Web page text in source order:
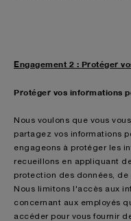
Engagement 2 : Protéger
Protéger vos informations
Nous voulons que vous
partagez vos informations
engageons à protéger les
recueillons en appliquant
protection des données, de
Nous limitons l'accès aux
concernant aux employés
accéder pour vous fournir